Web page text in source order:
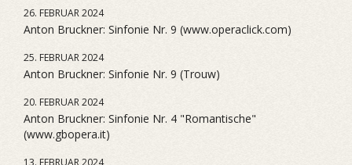
26. FEBRUAR 2024
Anton Bruckner: Sinfonie Nr. 9 (www.operaclick.com)
25. FEBRUAR 2024
Anton Bruckner: Sinfonie Nr. 9 (Trouw)
20. FEBRUAR 2024
Anton Bruckner: Sinfonie Nr. 4 "Romantische"
(www.gbopera.it)
13. FEBRUAR 2024